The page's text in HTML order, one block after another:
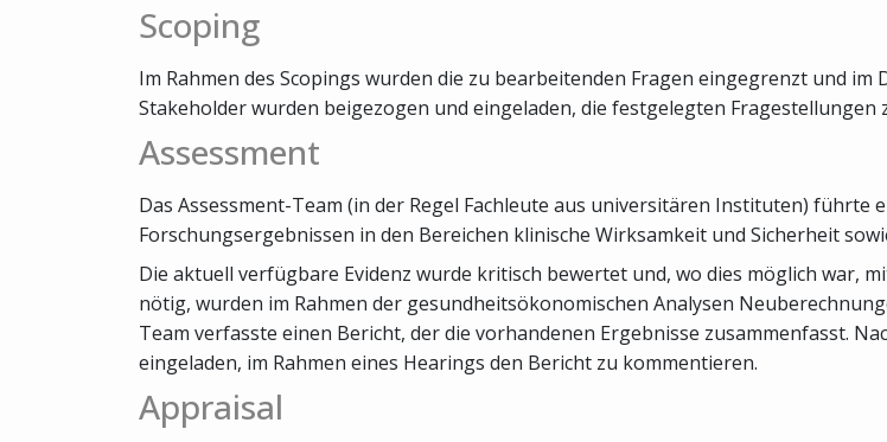
Scoping
Im Rahmen des Scopings wurden die zu bearbeitenden Fragen eingegrenzt und
Stakeholder wurden beigezogen und eingeladen, die festgelegten Fragestellungen
Assessment
Das Assessment-Team (in der Regel Fachleute aus universitären Instituten)
Forschungsergebnissen in den Bereichen klinische Wirksamkeit und Sicherheit
Die aktuell verfügbare Evidenz wurde kritisch bewertet und, wo dies möglich war,
nötig, wurden im Rahmen der gesundheitsökonomischen Analysen
Team verfasste einen Bericht, der die vorhandenen Ergebnisse zusammenfasst.
eingeladen, im Rahmen eines Hearings den Bericht zu kommentieren.
Appraisal